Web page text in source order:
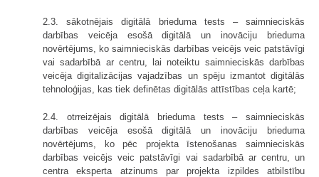
2.3. sākotnējais digitālā brieduma tests – saimnieciskās
darbības veicēja esošā digitālā un inovāciju brieduma
novērtējums, ko saimnieciskās darbības veicējs veic patstāvīgi
vai sadarbībā ar centru, lai noteiktu saimnieciskās darbības
veicēja digitalizācijas vajadzības un spēju izmantot digitālās
tehnoloģijas, kas tiek definētas digitālās attīstības ceļa kartē;
2.4. otrreizējais digitālā brieduma tests – saimnieciskās
darbības veicēja esošā digitālā un inovāciju brieduma
novērtējums, ko pēc projekta īstenošanas saimnieciskās
darbības veicējs veic patstāvīgi vai sadarbībā ar centru, un
centra eksperta atzinums par projekta izpildes atbilstību